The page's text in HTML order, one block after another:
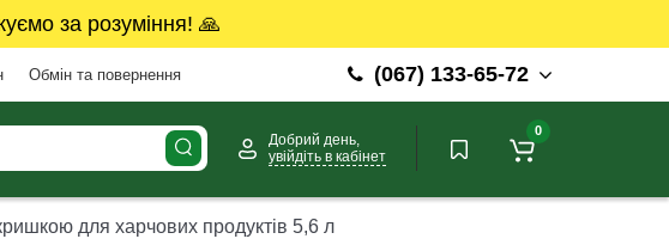
за розуміння! 🙏
Обмін та повернення (067) 133-65-72
Добрий день,
увійдіть в кабінет
0
для харчових продуктів 5,6 л